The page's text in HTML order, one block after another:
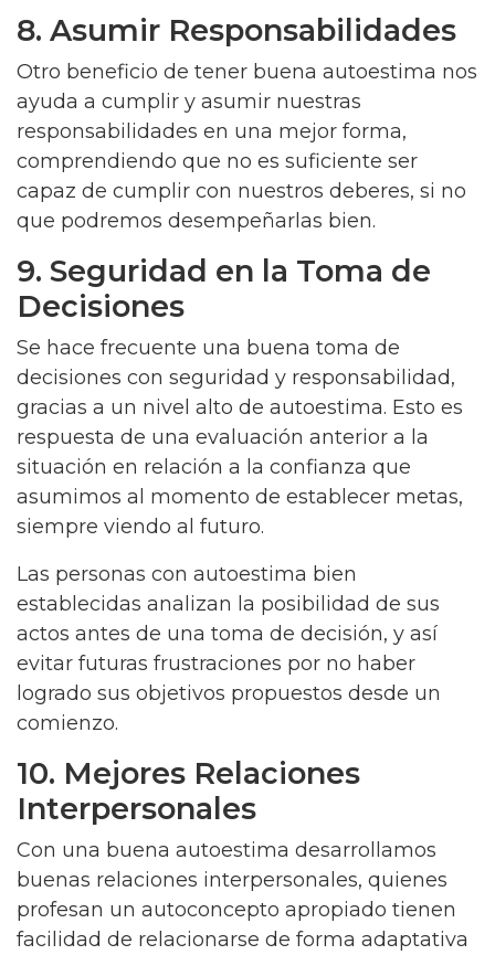
8. Asumir Responsabilidades
Otro beneficio de tener buena autoestima nos
ayuda a cumplir y asumir nuestras
responsabilidades en una mejor forma,
comprendiendo que no es suficiente ser
capaz de cumplir con nuestros deberes, si no
que podremos desempeñarlas bien.
9. Seguridad en la Toma de
Decisiones
Se hace frecuente una buena toma de
decisiones con seguridad y responsabilidad,
gracias a un nivel alto de autoestima. Esto es
respuesta de una evaluación anterior a la
situación en relación a la confianza que
asumimos al momento de establecer metas,
siempre viendo al futuro.
Las personas con autoestima bien
establecidas analizan la posibilidad de sus
actos antes de una toma de decisión, y así
evitar futuras frustraciones por no haber
logrado sus objetivos propuestos desde un
comienzo.
10. Mejores Relaciones
Interpersonales
Con una buena autoestima desarrollamos
buenas relaciones interpersonales, quienes
profesan un autoconcepto apropiado tienen
facilidad de relacionarse de forma adaptativa